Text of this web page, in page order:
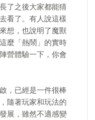
了之後大家都能猜
看了。有人說這樣
想，也說明了魔獸
麼「熱鬧」的實時
營體驗一下，你會
，已經是一件很棒
隨著玩家和玩法的
展，雖然不適感變